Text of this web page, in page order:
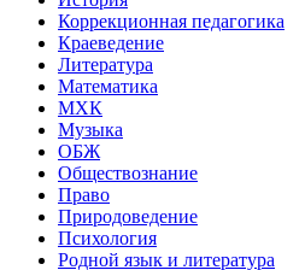
Коррекционная педагогика
Краеведение
Литература
Математика
МХК
Музыка
ОБЖ
Обществознание
Право
Природоведение
Психология
Родной язык и литература